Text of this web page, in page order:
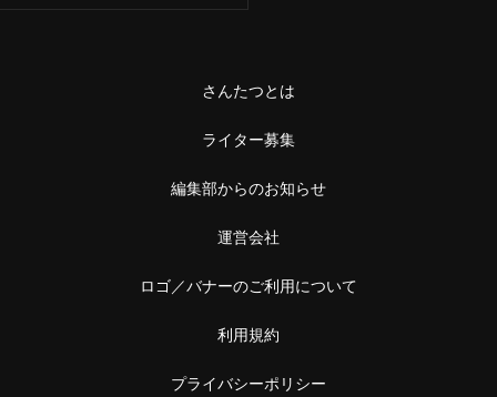
さんたつとは
ライター募集
編集部からのお知らせ
運営会社
ロゴ／バナーのご利用について
利用規約
プライバシーポリシー